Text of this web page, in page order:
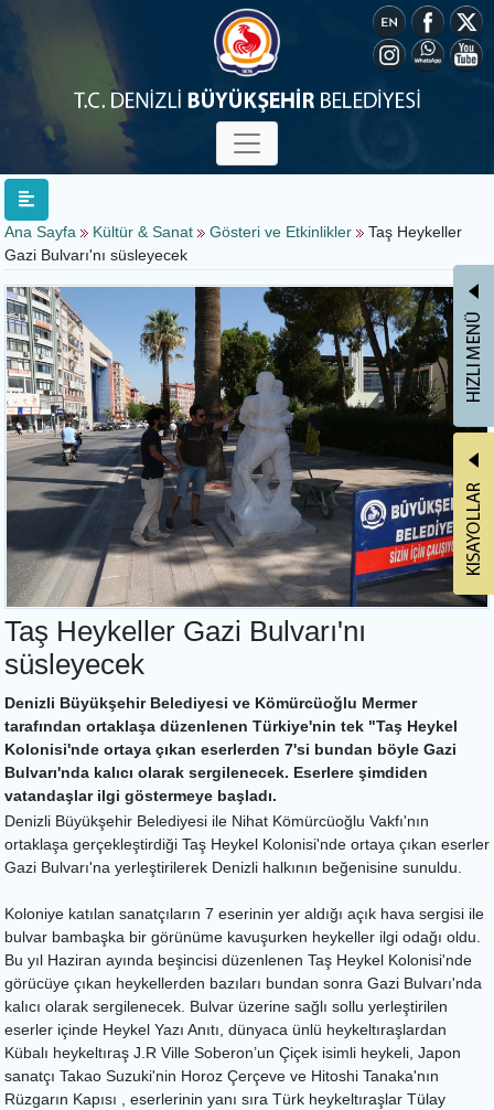
Ana Sayfa Kültür & Sanat Gösteri ve Etkinlikler
Taş Heykeller
Gazi Bulvarı'nı süsleyecek
Taş Heykeller Gazi Bulvarı'nı
süsleyecek
Denizli Büyükşehir Belediyesi ve Kömürcüoğlu Mermer
tarafından ortaklaşa düzenlenen Türkiye'nin tek "Taş Heykel
Kolonisi'nde ortaya çıkan eserlerden 7'si bundan böyle Gazi
Bulvarı'nda kalıcı olarak sergilenecek. Eserlere şimdiden
vatandaşlar ilgi göstermeye başladı.
Denizli Büyükşehir Belediyesi ile Nihat Kömürcüoğlu Vakfı'nın
ortaklaşa gerçekleştirdiği Taş Heykel Kolonisi'nde ortaya çıkan eserler
Gazi Bulvarı'na yerleştirilerek Denizli halkının beğenisine sunuldu.
Koloniye katılan sanatçıların 7 eserinin yer aldığı açık hava sergisi ile
bulvar bambaşka bir görünüme kavuşurken heykeller ilgi odağı oldu.
Bu yıl Haziran ayında beşincisi düzenlenen Taş Heykel Kolonisi'nde
görücüye çıkan heykellerden bazıları bundan sonra Gazi Bulvarı'nda
kalıcı olarak sergilenecek. Bulvar üzerine sağlı sollu yerleştirilen
eserler içinde Heykel Yazı Anıtı, dünyaca ünlü heykeltıraşlardan
Kübalı heykeltıraş J.R Ville Soberon’un Çiçek isimli heykeli, Japon
sanatçı Takao Suzuki'nin Horoz Çerçeve ve Hitoshi Tanaka'nın
Rüzgarın Kapısı , eserlerinin yanı sıra Türk heykeltıraşlar Tülay